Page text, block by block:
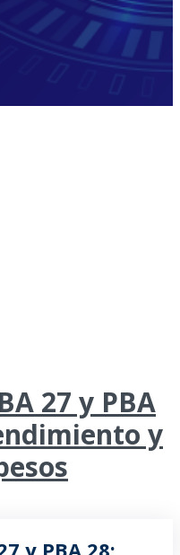
27 y PBA
y
y PBA 28: